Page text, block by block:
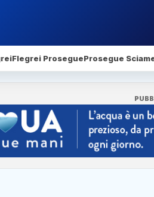
Flegrei ProsegueProsegue